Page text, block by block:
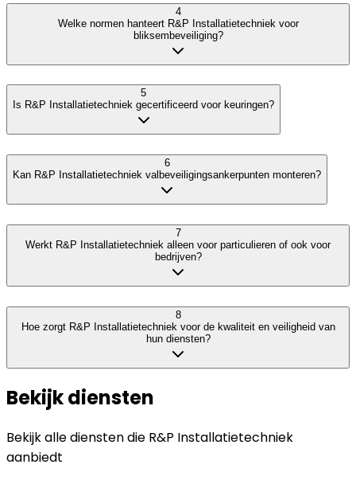
4
Welke normen hanteert R&P Installatietechniek voor
bliksembeveiliging?
5
Is R&P Installatietechniek gecertificeerd voor keuringen?
6
Kan R&P Installatietechniek valbeveiligingsankerpunten monteren?
7
Werkt R&P Installatietechniek alleen voor particulieren of ook voor
bedrijven?
8
Hoe zorgt R&P Installatietechniek voor de kwaliteit en veiligheid van
hun diensten?
Bekijk diensten
Bekijk alle diensten die R&P Installatietechniek
aanbiedt